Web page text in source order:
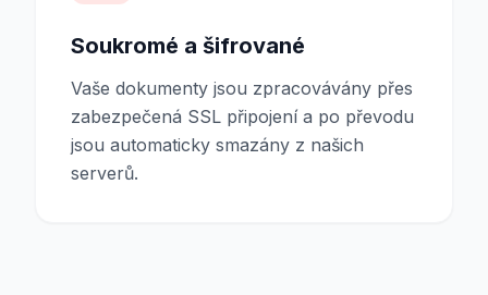
Soukromé a šifrované
Vaše dokumenty jsou zpracovávány přes
zabezpečená SSL připojení a po převodu
jsou automaticky smazány z našich
serverů.